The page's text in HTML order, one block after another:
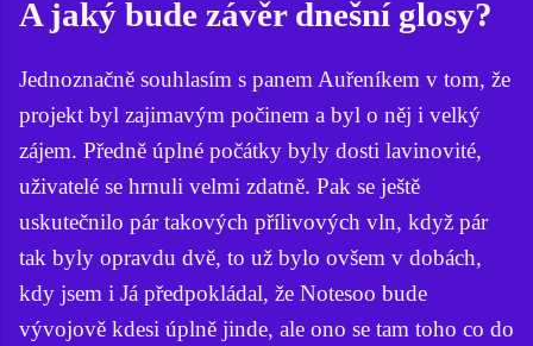
A jaký bude závěr dnešní glosy?
Jednoznačně souhlasím s panem Auřeníkem v tom, že
projekt byl zajimavým počinem a byl o něj i velký
zájem. Předně úplné počátky byly dosti lavinovité,
uživatelé se hrnuli velmi zdatně. Pak se ještě
uskutečnilo pár takových přílivových vln, když pár
tak byly opravdu dvě, to už bylo ovšem v dobách,
kdy jsem i Já předpokládal, že Notesoo bude
vývojově kdesi úplně jinde, ale ono se tam toho co do